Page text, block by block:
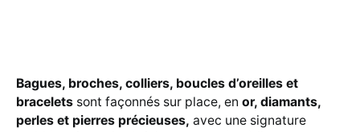
Bagues, broches, colliers, boucles d’oreilles et
bracelets sont façonnés sur place, en or, diamants,
perles et pierres précieuses, avec une signature